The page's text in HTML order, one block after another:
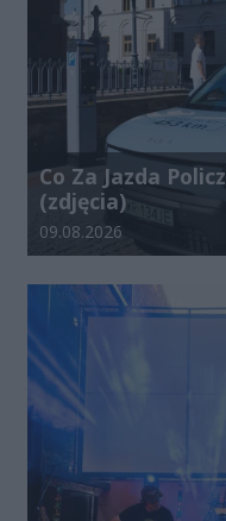
Co Za Jazda
(zdjęcia)
Data dodania galerii:
09.08.2026